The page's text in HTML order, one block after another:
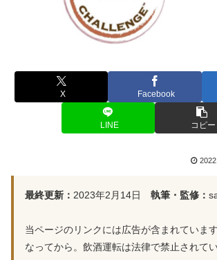
X Facebook
LINE コピー
最終更新： 2023年2月14日 執筆・監修：
当ページのリンクには広告が含まれていま
なってから。飲酒運転は法律で禁止されてい